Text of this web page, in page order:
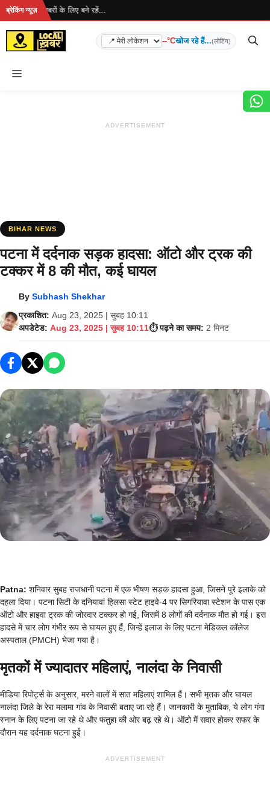
Skip
content
ब्रेकिंग न्यूज़
है... ताज़ा खबरों के लिए बने रहें...
--°Cखोज रहे हैं...(लोडिंग)
Menu
ADVERTISEMENT
BIHAR NEWS
पटना में दर्दनाक सड़क हादसा: ऑटो और ट्रक की
टक्कर में 8 की मौत, कई घायल
BySubhash Shekhar
प्रकाशित: Aug 23, 2025 | सुबह 10:11
अपडेटेड: Aug 23, 2025 | सुबह 10:11⏱️ पढ़ने का समय: 2 मिनट
Patna: शनिवार सुबह राजधानी पटना में एक भीषण सड़क हादसा हुआ, जिसने पूरे इलाके को
दहला दिया। पटना सिटी के दनियावां हिलसा स्टेट हाइवे-4 पर सिगरियावा स्टेशन के पास एक
ऑटो और हाइवा ट्रक की जोरदार टक्कर हो गई, जिसमें 8 लोगों की दर्दनाक मौत हो गई। इस
हादसे में चार लोग गंभीर रूप से घायल हुए हैं, जिन्हें इलाज के लिए पटना मेडिकल कॉलेज
अस्पताल (PMCH) भेजा गया है।
मृतकों में ज्यादातर महिलाएं, नालंदा के निवासी
मीडिया रिपोर्ट्स के अनुसार, मरने वालों में सात महिलाएं शामिल हैं। सभी मृतक और घायल
नालंदा जिले के रेरा मलामा गांव के निवासी बताए जा रहे हैं। जानकारी के मुताबिक, ये लोग गंगा
स्नान के लिए पटना जा रहे थे और फतुहा की ओर बढ़ रहे थे। ऑटो में सवार होकर सफर के
दौरान यह दर्दनाक घटना हुई।
ADVERTISEMENT